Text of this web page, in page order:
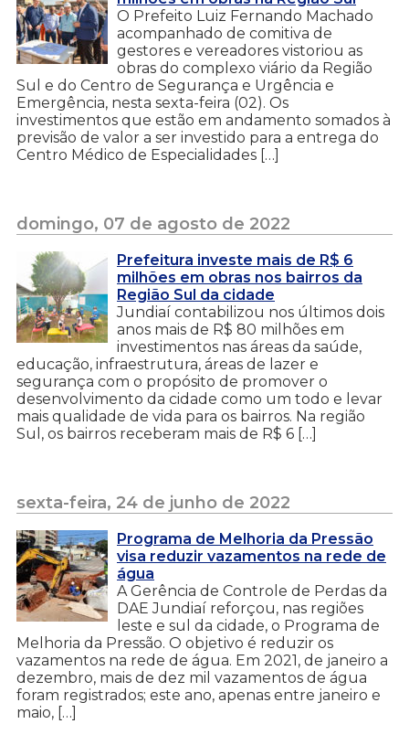
O Prefeito Luiz Fernando Machado
acompanhado de comitiva de
gestores e vereadores vistoriou as
obras do complexo viário da Região
Sul e do Centro de Segurança e Urgência e
Emergência, nesta sexta-feira (02). Os
investimentos que estão em andamento somados à
previsão de valor a ser investido para a entrega do
Centro Médico de Especialidades […]
domingo, 07 de agosto de 2022
Prefeitura investe mais de R$ 6
milhões em obras nos bairros da
Região Sul da cidade
Jundiaí contabilizou nos últimos dois
anos mais de R$ 80 milhões em
investimentos nas áreas da saúde,
educação, infraestrutura, áreas de lazer e
segurança com o propósito de promover o
desenvolvimento da cidade como um todo e levar
mais qualidade de vida para os bairros. Na região
Sul, os bairros receberam mais de R$ 6 […]
sexta-feira, 24 de junho de 2022
Programa de Melhoria da Pressão
visa reduzir vazamentos na rede de
água
A Gerência de Controle de Perdas da
DAE Jundiaí reforçou, nas regiões
leste e sul da cidade, o Programa de
Melhoria da Pressão. O objetivo é reduzir os
vazamentos na rede de água. Em 2021, de janeiro a
dezembro, mais de dez mil vazamentos de água
foram registrados; este ano, apenas entre janeiro e
maio, […]